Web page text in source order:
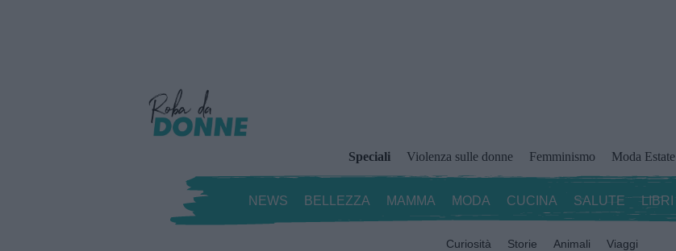
Speciali Violenza sulle donne Femminismo Moda Estate
NEWS BELLEZZA MAMMA MODA CUCINA SALUTE LIBRI
Curiosità Storie Animali Viaggi